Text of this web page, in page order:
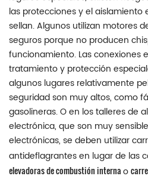
las protecciones y el aislamiento
sellan. Algunos utilizan motores
seguros porque no producen
funcionamiento. Las conexiones
tratamiento y protección
algunos lugares relativamente
seguridad son muy altos, como
gasolineras. O en los talleres de
electrónica, que son muy
electrónicas, se deben utilizar
antideflagrantes en lugar de las
elevadoras de combustión internao